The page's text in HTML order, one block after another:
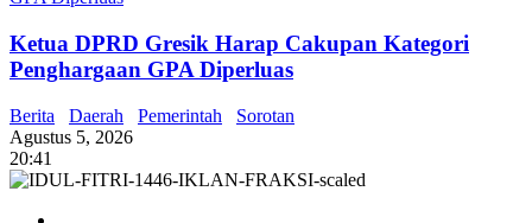
Ketua DPRD Gresik Harap Cakupan Kategori
Penghargaan GPA Diperluas
Berita Daerah Pemerintah
Sorotan
Agustus 5, 2026
20:41